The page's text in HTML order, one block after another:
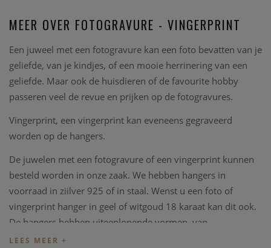
MEER OVER FOTOGRAVURE - VINGERPRINT
Een juweel met een fotogravure kan een foto bevatten van je
geliefde, van je kindjes, of een mooie herrinering van een
geliefde. Maar ook de huisdieren of de favourite hobby
passeren veel de revue en prijken op de fotogravures.
Vingerprint, een vingerprint kan eveneens gegraveerd
worden op de hangers.
De juwelen met een fotogravure of een vingerprint kunnen
besteld worden in onze zaak. We hebben hangers in
voorraad in ziilver 925 of in staal. Wenst u een foto of
vingerprint hanger in geel of witgoud 18 karaat kan dit ook.
De hangers hebben uiteenlopende vormen, van
rechthoekige tot hartvormige hangers. Op de achterkant van